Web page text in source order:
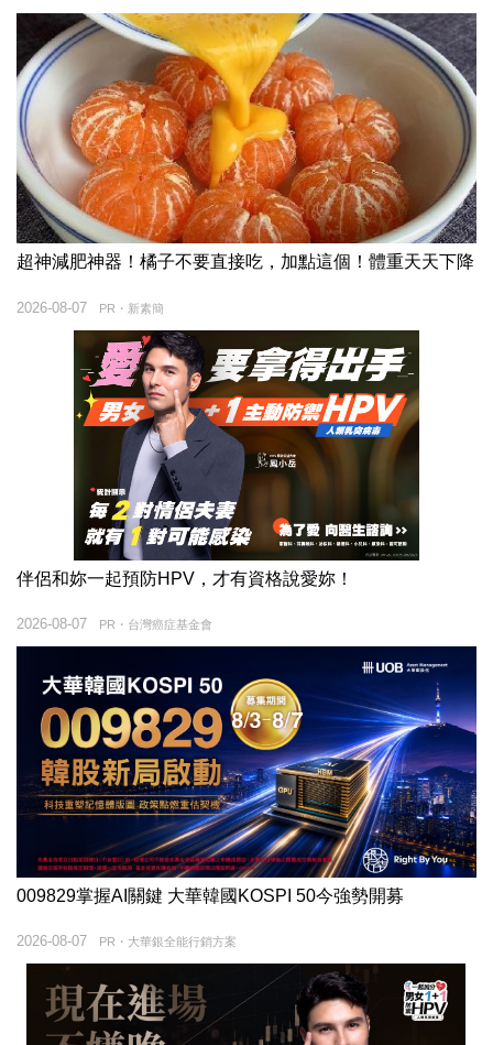
超神減肥神器！橘子不要直接吃，加點這個！體重天天下降
PR・新素簡
2026-08-07
伴侶和妳一起預防HPV，才有資格說愛妳！
PR・台灣癌症基金會
2026-08-07
009829掌握AI關鍵 大華韓國KOSPI 50今強勢開募
PR・大華銀全能行銷方案
2026-08-07